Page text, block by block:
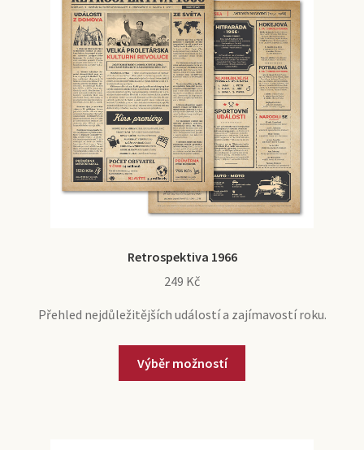
Retrospektiva 1966
249 Kč
Přehled nejdůležitějších událostí a zajímavostí roku.
Výběr možností